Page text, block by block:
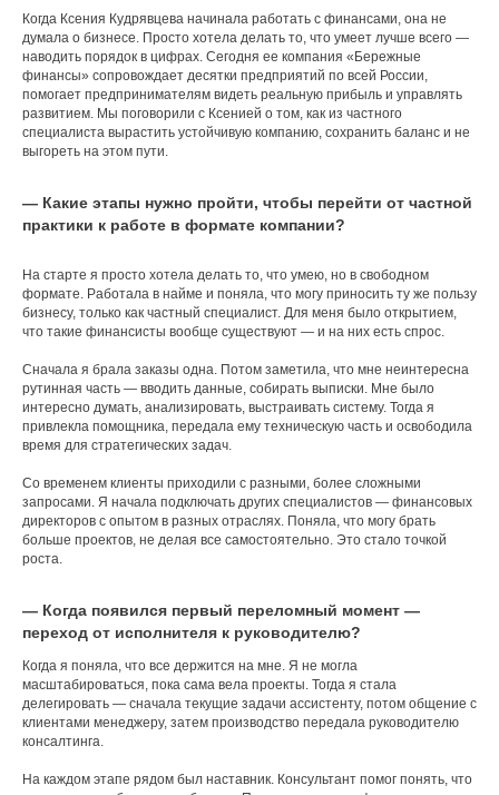
Когда Ксения Кудрявцева начинала работать с финансами, она не
думала о бизнесе. Просто хотела делать то, что умеет лучше всего —
наводить порядок в цифрах. Сегодня ее компания «Бережные
финансы» сопровождает десятки предприятий по всей России,
помогает предпринимателям видеть реальную прибыль и управлять
развитием. Мы поговорили с Ксенией о том, как из частного
специалиста вырастить устойчивую компанию, сохранить баланс и не
выгореть на этом пути.
— Какие этапы нужно пройти, чтобы перейти от частной
практики к работе в формате компании?
На старте я просто хотела делать то, что умею, но в свободном
формате. Работала в найме и поняла, что могу приносить ту же пользу
бизнесу, только как частный специалист. Для меня было открытием,
что такие финансисты вообще существуют — и на них есть спрос.
Сначала я брала заказы одна. Потом заметила, что мне неинтересна
рутинная часть — вводить данные, собирать выписки. Мне было
интересно думать, анализировать, выстраивать систему. Тогда я
привлекла помощника, передала ему техническую часть и освободила
время для стратегических задач.
Со временем клиенты приходили с разными, более сложными
запросами. Я начала подключать других специалистов — финансовых
директоров с опытом в разных отраслях. Поняла, что могу брать
больше проектов, не делая все самостоятельно. Это стало точкой
роста.
— Когда появился первый переломный момент —
переход от исполнителя к руководителю?
Когда я поняла, что все держится на мне. Я не могла
масштабироваться, пока сама вела проекты. Тогда я стала
делегировать — сначала текущие задачи ассистенту, потом общение с
клиентами менеджеру, затем производство передала руководителю
консалтинга.
На каждом этапе рядом был наставник. Консультант помог понять, что